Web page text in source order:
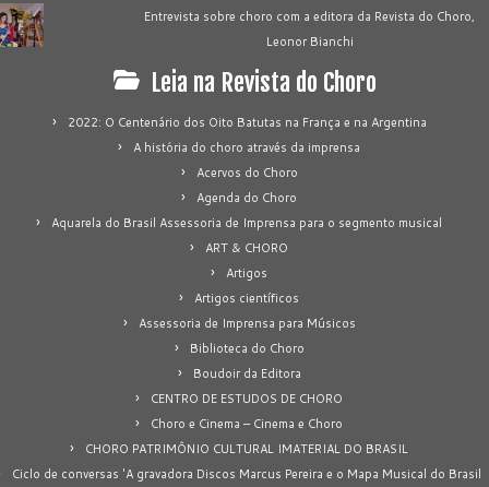
Entrevista sobre choro com a editora da Revista do Choro,
Leonor Bianchi
Leia na Revista do Choro
2022: O Centenário dos Oito Batutas na França e na Argentina
A história do choro através da imprensa
Acervos do Choro
Agenda do Choro
Aquarela do Brasil Assessoria de Imprensa para o segmento musical
ART & CHORO
Artigos
Artigos científicos
Assessoria de Imprensa para Músicos
Biblioteca do Choro
Boudoir da Editora
CENTRO DE ESTUDOS DE CHORO
Choro e Cinema – Cinema e Choro
CHORO PATRIMÔNIO CULTURAL IMATERIAL DO BRASIL
Ciclo de conversas 'A gravadora Discos Marcus Pereira e o Mapa Musical do Brasil